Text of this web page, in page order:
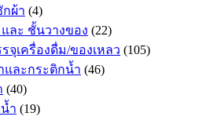
กผ้า (4)
ละ ชั้นวางของ (22)
เครื่องดื่ม/ของเหลว (105)
และกระติกน้ำ (46)
(40)
ำ (19)